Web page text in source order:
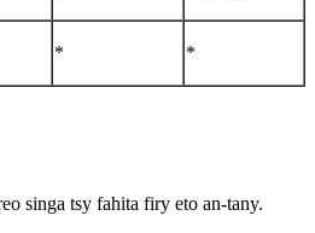
* *
singa tsy fahita firy eto an-tany.